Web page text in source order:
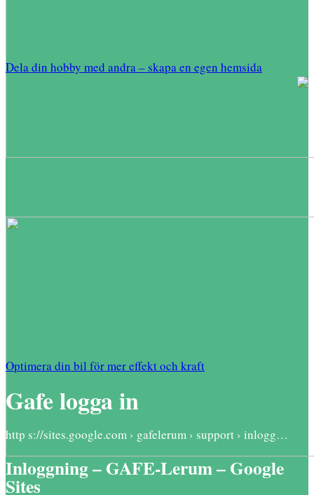
Dela din hobby med andra – skapa en egen hemsida
Optimera din bil för mer effekt och kraft
Gafe logga in
http s://sites.google.com › gafelerum › support › inlogg…
Inloggning – GAFE-Lerum – Google
Sites